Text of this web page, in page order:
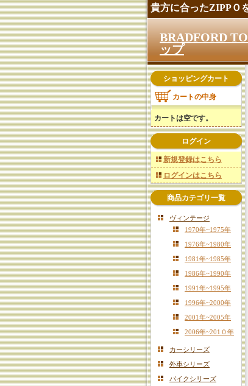
貴方に合ったZIPPＯ
BRADFORD
ップ
ショッピングカート
カートの中身
カートは空です。
ログイン
新規登録はこちら
ログインはこちら
商品カテゴリ一覧
ヴィンテージ
1970年~1975年
1976年~1980年
1981年~1985年
1986年~1990年
1991年~1995年
1996年~2000年
2001年~2005年
2006年~201０年
カーシリーズ
外車シリーズ
バイクシリーズ